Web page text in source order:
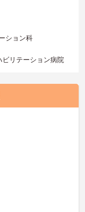
ション科
リテーション病院